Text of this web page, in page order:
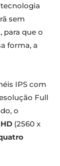
tecnologia
sem
para que o
forma, a
IPS com
Full
o
(2560 x